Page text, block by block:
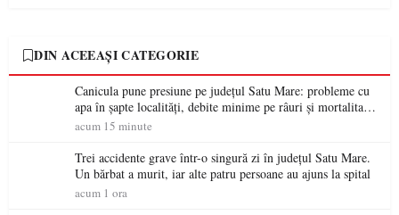
DIN ACEEAȘI CATEGORIE
Canicula pune presiune pe județul Satu Mare: probleme cu
apa în șapte localități, debite minime pe râuri și mortalitate
piscicolă la Lacul Călinești
acum 15 minute
Trei accidente grave într-o singură zi în județul Satu Mare.
Un bărbat a murit, iar alte patru persoane au ajuns la spital
acum 1 ora